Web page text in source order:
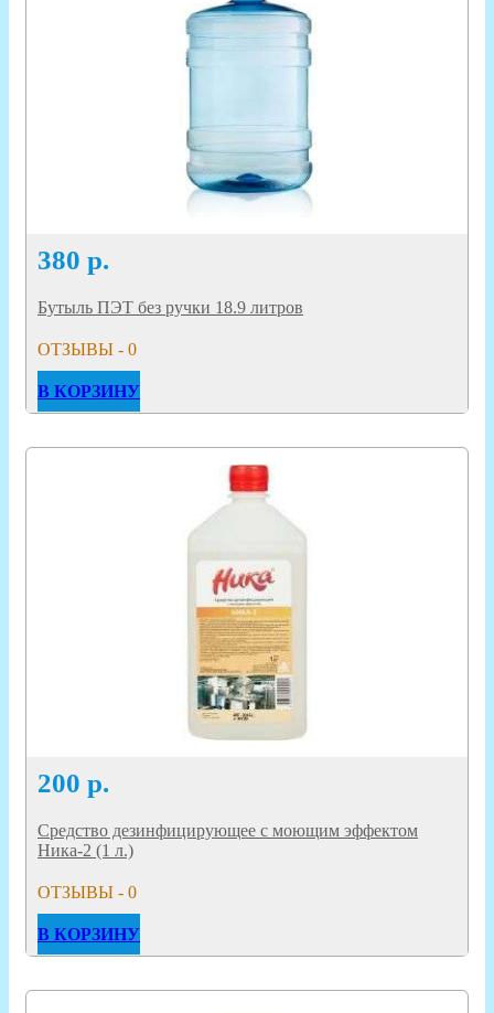
380 р.
Бутыль ПЭТ без ручки 18.9 литров
ОТЗЫВЫ - 0
В КОРЗИНУ
200 р.
Средство дезинфицирующее с моющим эффектом
Ника-2 (1 л.)
ОТЗЫВЫ - 0
В КОРЗИНУ